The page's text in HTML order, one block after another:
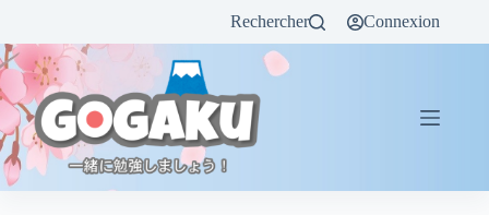
Rechercher Connexion